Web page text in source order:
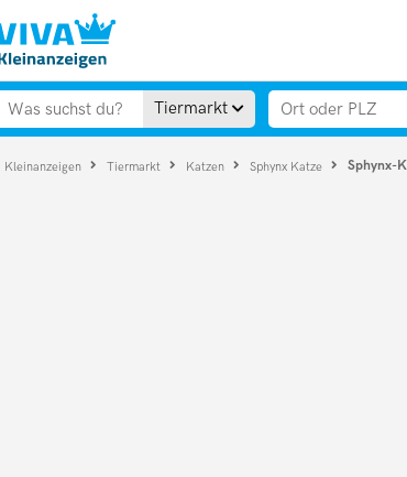
Tiermarkt
Kleinanzeigen Tiermarkt Katzen Sphynx Katze Sphynx-